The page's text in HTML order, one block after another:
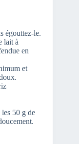
égouttez-le.
lait à
en
et
50 g de